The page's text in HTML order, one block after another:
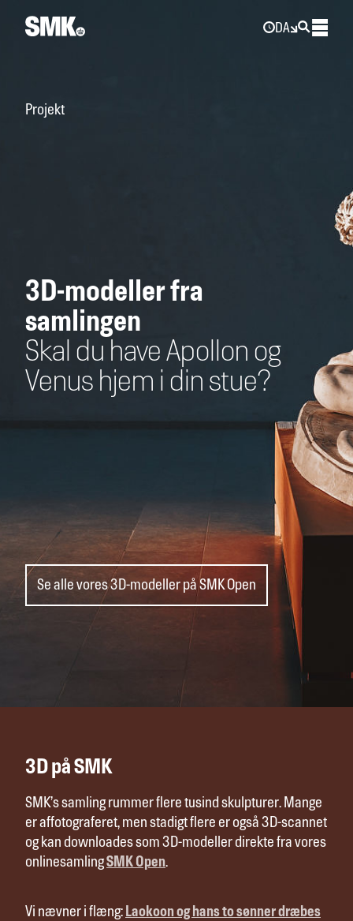
DA
Projekt
3D-modeller fra
samlingen
Skal du have Apollon og
Venus hjem i din stue?
Se alle vores 3D-modeller på SMK Open
3D på SMK
SMK’s samling rummer flere tusind skulpturer. Mange
er affotograferet, men stadigt flere er også 3D-scannet
og kan downloades som 3D-modeller direkte fra vores
onlinesamlingSMK Open.
Vi nævner i flæng: Laokoon og hans to sønner dræbes